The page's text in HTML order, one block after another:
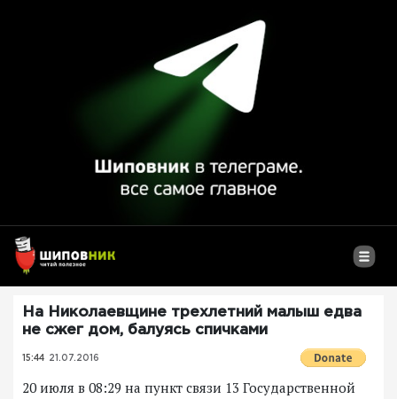
На Николаевщине трехлетний малыш едва
не сжег дом, балуясь спичками
15:44 21.07.2016
20 июля в 08:29 на пункт связи 13 Государственной